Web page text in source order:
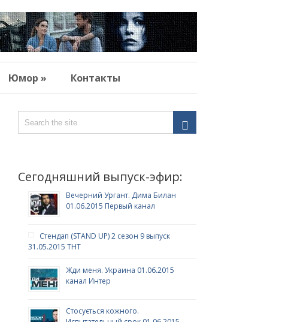
Юмор » Контакты
Сегодняшний выпуск-эфир:
Вечерний Ургант. Дима Билан
01.06.2015 Первый канал
Стендап (STAND UP) 2 сезон 9 выпуск
31.05.2015 ТНТ
Жди меня. Украина 01.06.2015
канал Интер
Стосується кожного.